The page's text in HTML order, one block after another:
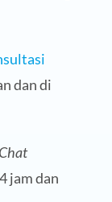
dan di
Chat
jam dan